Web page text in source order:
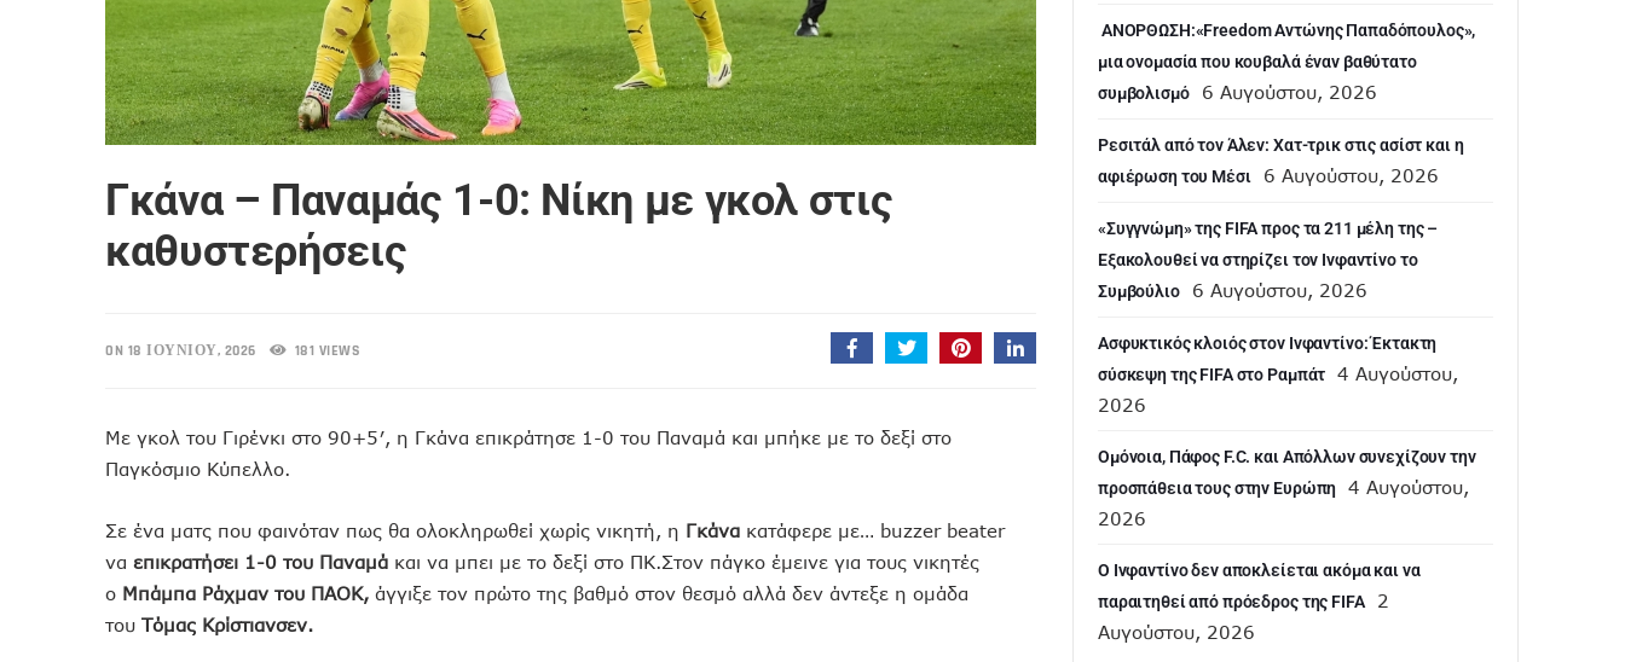
Γκάνα – Παναμάς 1-0: Νίκη με γκολ στις
καθυστερήσεις
ON 18 ΙΟΥΝΊΟΥ, 2026 181 VIEWS
Με γκολ του Γιρένκι στο 90+5′, η Γκάνα επικράτησε 1-0 του Παναμά και μπήκε με το δεξί στο
Παγκόσμιο Κύπελλο.
Σε ένα ματς που φαινόταν πως θα ολοκληρωθεί χωρίς νικητή, η Γκάνα κατάφερε με… buzzer beater
να επικρατήσει 1-0 του Παναμά και να μπει με το δεξί στο ΠΚ.Στον πάγκο έμεινε για τους νικητές
ο Μπάμπα Ράχμαν του ΠΑΟΚ, άγγιξε τον πρώτο της βαθμό στον θεσμό αλλά δεν άντεξε η ομάδα
του Τόμας Κρίστιανσεν.
ANOΡΘΩΣΗ:«Freedom Αντώνης Παπαδόπουλος»,
μια ονομασία που κουβαλά έναν βαθύτατο
συμβολισμό
6 Αυγούστου, 2026
Ρεσιτάλ από τον Άλεν: Χατ-τρικ στις ασίστ και η
αφιέρωση του Μέσι
6 Αυγούστου, 2026
«Συγγνώμη» της FIFA προς τα 211 μέλη της –
Εξακολουθεί να στηρίζει τον Ινφαντίνο το
Συμβούλιο
6 Αυγούστου, 2026
Ασφυκτικός κλοιός στον Ινφαντίνο: Έκτακτη
σύσκεψη της FIFA στο Ραμπάτ
4 Αυγούστου,
2026
Ομόνοια, Πάφος F.C. και Απόλλων συνεχίζουν την
προσπάθεια τους στην Ευρώπη
4 Αυγούστου,
2026
Ο Ινφαντίνο δεν αποκλείεται ακόμα και να
παραιτηθεί από πρόεδρος της FIFA
2
Αυγούστου, 2026